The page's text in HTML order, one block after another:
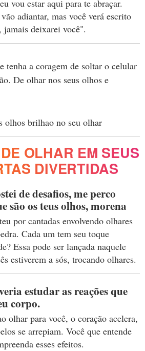
vou estar aqui para te abraçar.
adiantar, mas você verá escrito
deixarei você".
tenha a coragem de soltar o celular
De olhar nos seus olhos e
olhos brilhao no seu olhar
OLHAR EM SEUS
DIVERTIDAS
de desafios, me perco
são os teus olhos, morena
por cantadas envolvendo olhares
Cada um tem seu toque
Essa pode ser lançada naquele
estiverem a sós, trocando olhares.
estudar as reações que
corpo.
olhar para você, o coração acelera,
se arrepiam. Você que entende
esses efeitos.